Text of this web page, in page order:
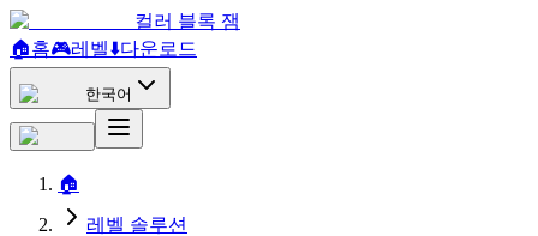
컬러 블록 잼
🏠홈🎮레벨⬇️다운로드
한국어
🏠
레벨 솔루션